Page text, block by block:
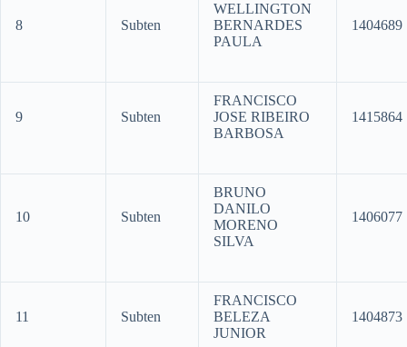
8 Subten
WELLINGTON
BERNARDES
PAULA
1404689
9 Subten
FRANCISCO
JOSE RIBEIRO
BARBOSA
1415864
10 Subten
BRUNO
DANILO
MORENO
SILVA
1406077
11 Subten
FRANCISCO
BELEZA
JUNIOR
1404873